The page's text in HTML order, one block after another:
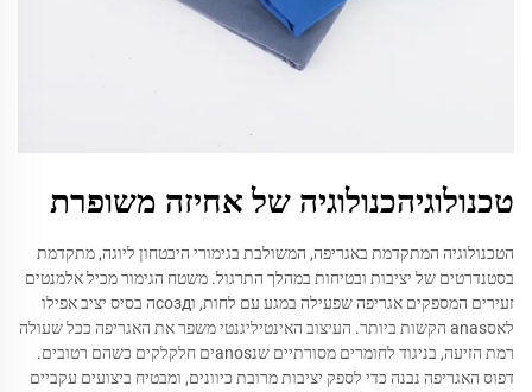
טכנולוגיהכנולוגיה של אחיזה משופרת
הטכנולוגיה המתקדמת באגריפה, המשולבת בגימורי היבטחון ליוגה, מתקדמת
בסטנדרטים של יציבות ובטיחות במהלך התרגול. משטח הגימור מכיל אלמנטים
זעירים המספקים אגריפה שפעילה במגע עם לחות, וсоздה בסיס יציב אפילו
לאסanas הקשות ביותר. העיצוב האינטיליגנטי משפר את האגריפה ככל שעולה
רמת הזיעה, בניגוד לחומרים מסורתיים שנanosים חלקלקים כשהם רטובים.
דפוס האגריפה נבנה כדי לספק יציבות מרובת כיוונים, ומבטיח ביצועים עקביים